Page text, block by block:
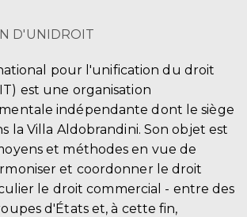
D'UNIDROIT
pour l'unification du droit
est une organisation
indépendante dont le siège
la Villa Aldobrandini. Son objet est
et méthodes en vue de
et coordonner le droit
le droit commercial - entre des
d'États et, à cette fin,